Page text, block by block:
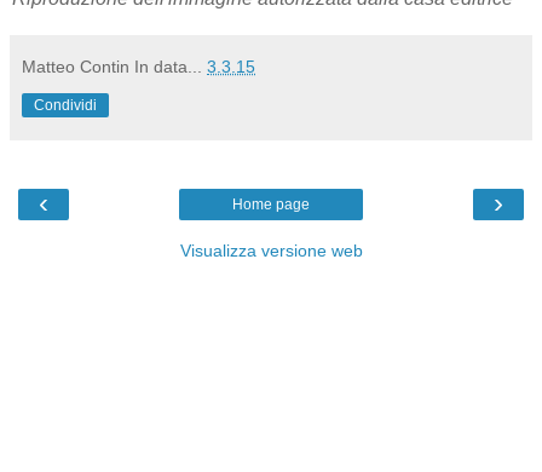
Matteo Contin In data... 3.3.15
Condividi
‹ ›
Home page
Visualizza versione web